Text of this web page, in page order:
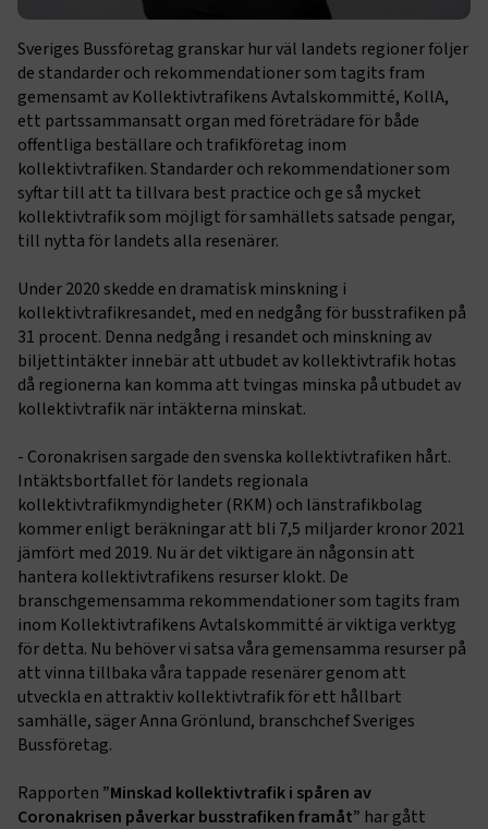
Sveriges Bussföretag granskar hur väl landets regioner följer
de standarder och rekommendationer som tagits fram
gemensamt av Kollektivtrafikens Avtalskommitté, KollA,
ett partssammansatt organ med företrädare för både
offentliga beställare och trafikföretag inom
kollektivtrafiken. Standarder och rekommendationer som
syftar till att ta tillvara best practice och ge så mycket
kollektivtrafik som möjligt för samhällets satsade pengar,
till nytta för landets alla resenärer.
Under 2020 skedde en dramatisk minskning i
kollektivtrafikresandet, med en nedgång för busstrafiken på
31 procent. Denna nedgång i resandet och minskning av
biljettintäkter innebär att utbudet av kollektivtrafik hotas
då regionerna kan komma att tvingas minska på utbudet av
kollektivtrafik när intäkterna minskat.
- Coronakrisen sargade den svenska kollektivtrafiken hårt.
Intäktsbortfallet för landets regionala
kollektivtrafikmyndigheter (RKM) och länstrafikbolag
kommer enligt beräkningar att bli 7,5 miljarder kronor 2021
jämfört med 2019. Nu är det viktigare än någonsin att
hantera kollektivtrafikens resurser klokt. De
branschgemensamma rekommendationer som tagits fram
inom Kollektivtrafikens Avtalskommitté är viktiga verktyg
för detta. Nu behöver vi satsa våra gemensamma resurser på
att vinna tillbaka våra tappade resenärer genom att
utveckla en attraktiv kollektivtrafik för ett hållbart
samhälle, säger Anna Grönlund, branschchef Sveriges
Bussföretag.
Rapporten ”Minskad kollektivtrafik i spåren av
Coronakrisen påverkar busstrafiken framåt” har gått